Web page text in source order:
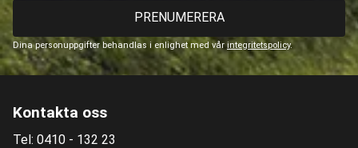
PRENUMERERA
Dina personuppgifter behandlas i enlighet med vår integritetspolicy.
Kontakta oss
Tel: 0410 - 132 23